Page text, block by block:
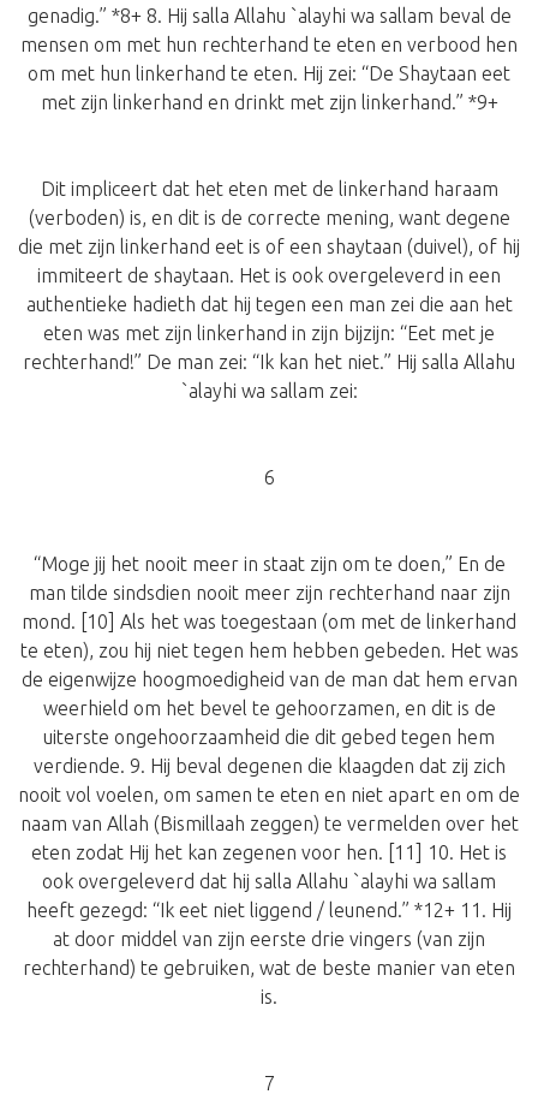
genadig.” *8+ 8. Hij salla Allahu `alayhi wa sallam beval de
mensen om met hun rechterhand te eten en verbood hen
om met hun linkerhand te eten. Hij zei: “De Shaytaan eet
met zijn linkerhand en drinkt met zijn linkerhand.” *9+
Dit impliceert dat het eten met de linkerhand haraam
(verboden) is, en dit is de correcte mening, want degene
die met zijn linkerhand eet is of een shaytaan (duivel), of hij
immiteert de shaytaan. Het is ook overgeleverd in een
authentieke hadieth dat hij tegen een man zei die aan het
eten was met zijn linkerhand in zijn bijzijn: “Eet met je
rechterhand!” De man zei: “Ik kan het niet.” Hij salla Allahu
`alayhi wa sallam zei:
6
“Moge jij het nooit meer in staat zijn om te doen,” En de
man tilde sindsdien nooit meer zijn rechterhand naar zijn
mond. [10] Als het was toegestaan (om met de linkerhand
te eten), zou hij niet tegen hem hebben gebeden. Het was
de eigenwijze hoogmoedigheid van de man dat hem ervan
weerhield om het bevel te gehoorzamen, en dit is de
uiterste ongehoorzaamheid die dit gebed tegen hem
verdiende. 9. Hij beval degenen die klaagden dat zij zich
nooit vol voelen, om samen te eten en niet apart en om de
naam van Allah (Bismillaah zeggen) te vermelden over het
eten zodat Hij het kan zegenen voor hen. [11] 10. Het is
ook overgeleverd dat hij salla Allahu `alayhi wa sallam
heeft gezegd: “Ik eet niet liggend / leunend.” *12+ 11. Hij
at door middel van zijn eerste drie vingers (van zijn
rechterhand) te gebruiken, wat de beste manier van eten
is.
7